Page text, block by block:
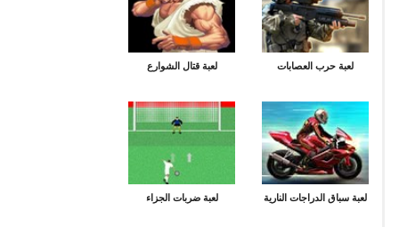
لعبة حرب العصابات لعبة قتال الشوارع
لعبة سباق الدراجات النارية لعبة ضربات الجزاء